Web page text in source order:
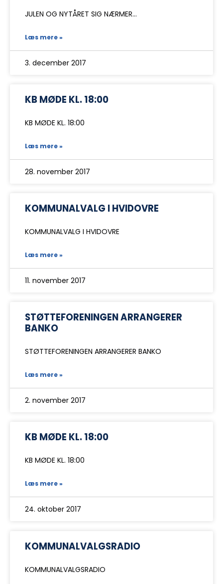
JULEN OG NYTÅRET SIG NÆRMER…
Læs mere »
3. december 2017
KB MØDE KL. 18:00
KB MØDE KL. 18:00
Læs mere »
28. november 2017
KOMMUNALVALG I HVIDOVRE
KOMMUNALVALG I HVIDOVRE
Læs mere »
11. november 2017
STØTTEFORENINGEN ARRANGERER
BANKO
STØTTEFORENINGEN ARRANGERER BANKO
Læs mere »
2. november 2017
KB MØDE KL. 18:00
KB MØDE KL. 18:00
Læs mere »
24. oktober 2017
KOMMUNALVALGSRADIO
KOMMUNALVALGSRADIO